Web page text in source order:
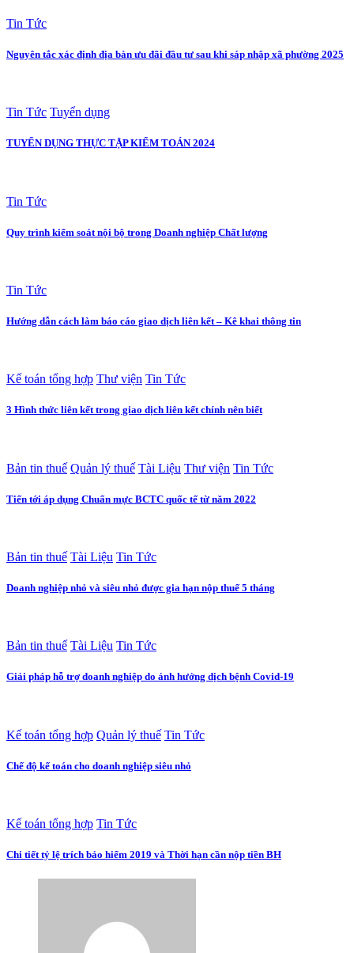
Tin Tức
Nguyên tắc xác định địa bàn ưu đãi đầu tư sau khi sáp nhập xã phường 2025
Tin Tức Tuyển dụng
TUYỂN DỤNG THỰC TẬP KIỂM TOÁN 2024
Tin Tức
Quy trình kiểm soát nội bộ trong Doanh nghiệp Chất lượng
Tin Tức
Hướng dẫn cách làm báo cáo giao dịch liên kết – Kê khai thông tin
Kế toán tổng hợp Thư viện Tin Tức
3 Hình thức liên kết trong giao dịch liên kết chính nên biết
Bản tin thuế Quản lý thuế Tài Liệu Thư viện Tin Tức
Tiến tới áp dụng Chuẩn mực BCTC quốc tế từ năm 2022
Bản tin thuế Tài Liệu Tin Tức
Doanh nghiệp nhỏ và siêu nhỏ được gia hạn nộp thuế 5 tháng
Bản tin thuế Tài Liệu Tin Tức
Giải pháp hỗ trợ doanh nghiệp do ảnh hưởng dịch bệnh Covid-19
Kế toán tổng hợp Quản lý thuế Tin Tức
Chế độ kế toán cho doanh nghiệp siêu nhỏ
Kế toán tổng hợp Tin Tức
Chi tiết tỷ lệ trích bảo hiểm 2019 và Thời hạn cần nộp tiền BH